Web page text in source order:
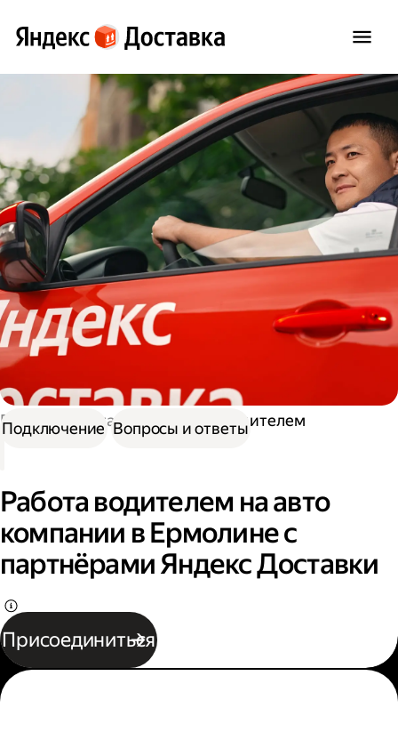
Работа в Доставке Работа водителем
Работа водителем на авто
компании в Ермолине с
партнёрами Яндекс Доставки
Присоединиться
Подключение Вопросы и ответы